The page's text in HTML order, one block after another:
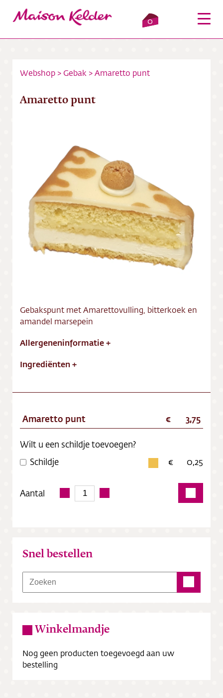
0
Bezorging
Contact
Vacatures
Webshop > Gebak >Amaretto punt
Amaretto punt
Gebakspunt met Amarettovulling, bitterkoek en
amandel marsepein
Allergeneninformatie+
Ingrediënten +
Amaretto punt 3,75
Wilt u een schildje toevoegen?
Schildje
0,25
Aantal
Snel bestellen
Winkelmandje
Nog geen producten toegevoegd aan uw
bestelling